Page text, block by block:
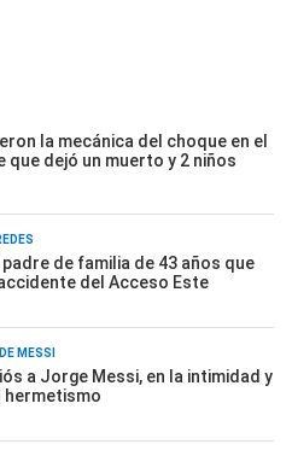
la mecánica del choque en el
que dejó un muerto y 2 niños
padre de familia de 43 años que
del Acceso Este
MESSI
a Jorge Messi, en la intimidad y
hermetismo